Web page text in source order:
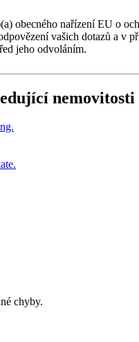
obecného nařízení EU o
vašich dotazů a
jeho odvoláním.
chyby.